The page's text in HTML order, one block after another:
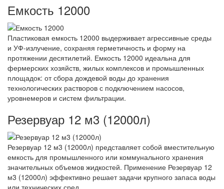
Емкость 12000
Пластиковая емкость 12000 выдерживает агрессивные среды
и УФ-излучение, сохраняя герметичность и форму на
протяжении десятилетий. Емкость 12000 идеальна для
фермерских хозяйств, жилых комплексов и промышленных
площадок: от сбора дождевой воды до хранения
технологических растворов с подключением насосов,
уровнемеров и систем фильтрации.
Резервуар 12 м3 (12000л)
Резервуар 12 м3 (12000л) представляет собой вместительную
емкость для промышленного или коммунального хранения
значительных объемов жидкостей. Применение Резервуар 12
м3 (12000л) эффективно решает задачи крупного запаса воды